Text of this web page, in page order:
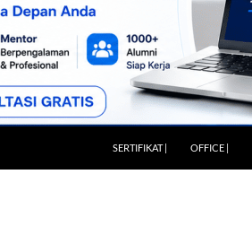
SERTIFIKAT |
OFFICE |